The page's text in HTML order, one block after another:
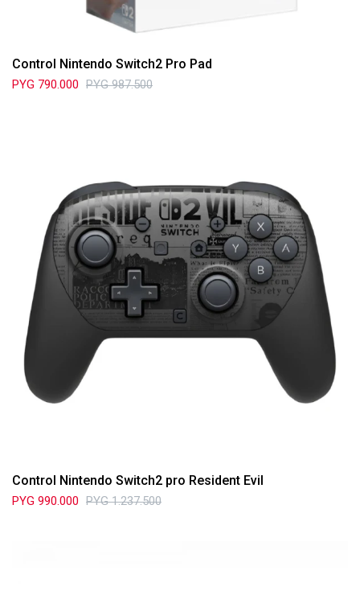
Control Nintendo Switch2 Pro Pad
PYG 790.000 PYG 987.500
Control Nintendo Switch2 pro Resident Evil
PYG 990.000 PYG 1.237.500